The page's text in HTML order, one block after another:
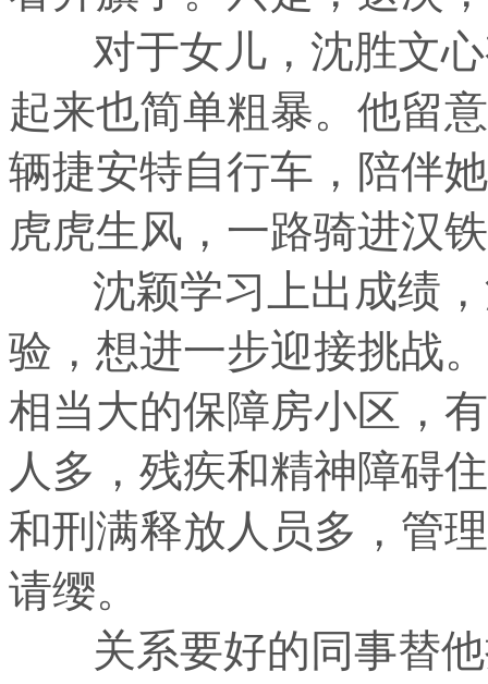
对于女儿，沈胜文心
起来也简单粗暴。他留
辆捷安特自行车，陪伴
虎虎生风，一路骑进汉
沈颖学习上出成绩，
验，想进一步迎接挑战
相当大的保障房小区，
人多，残疾和精神障碍
和刑满释放人员多，管
请缨。
关系要好的同事替他